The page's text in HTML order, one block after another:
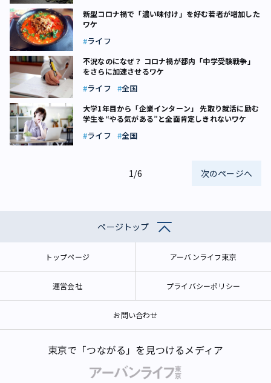
新型コロナ禍で「濃い味付け」を好む若者が増加した
ワケ
ライフ
不況なのになぜ？ コロナ禍が都内「中学受験戦争」
をさらに加速させるワケ
ライフ 全国
大学1年目から「企業インターン」 先取り就活に励む
学生を“やる気がある”と全面肯定しきれないワケ
ライフ 全国
1/6 次のページへ
ページトップ
トップページ アーバンライフ東京
運営会社 プライバシーポリシー
お問い合わせ
東京で「つながる」を見つけるメディア